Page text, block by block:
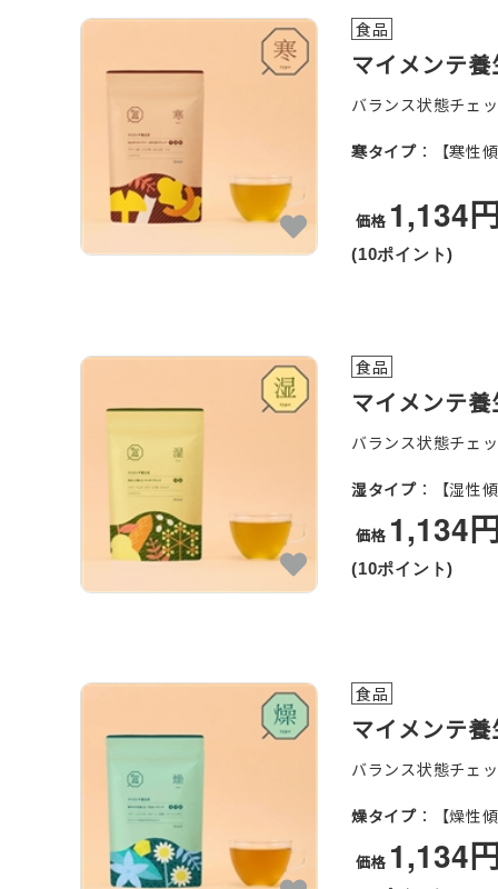
食品
マイメンテ
バランス状態チェ
寒タイプ：【寒性
価格 1,134
(10ポイント)
食品
マイメンテ
バランス状態チェ
湿タイプ：【湿性
価格 1,134
(10ポイント)
食品
マイメンテ
バランス状態チェ
燥タイプ：【燥性
価格 1,134